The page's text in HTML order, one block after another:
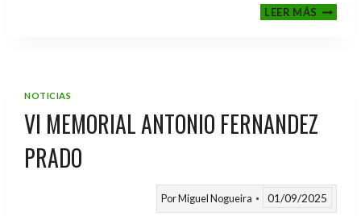
LEER MÁSIII
NOTICIAS
VI MEMORIAL ANTONIO FERNANDEZ
PRADO
PorMiguel Nogueira 01/09/2025